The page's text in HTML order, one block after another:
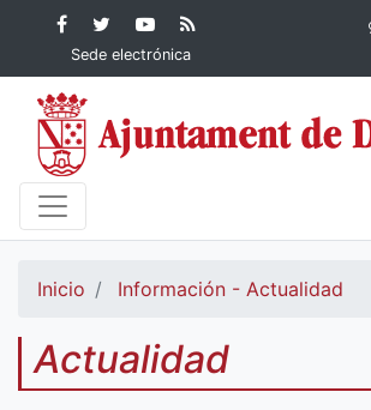
Contenido principalFacebook
Ayuntamiento de
Dénia
Ayuntamiento
de Dénia
YouTube
Ayuntamiento
de Dénia
Ayuntamiento
Sede electrónica
Inicio Información - Actualidad
Actualidad